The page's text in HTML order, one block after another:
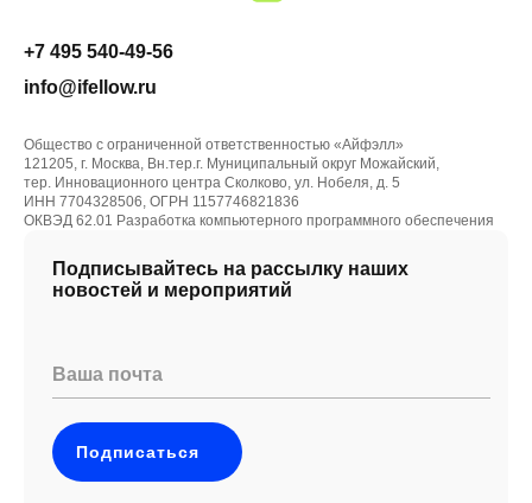
Подписывайтесь на рассылку наших
новостей и мероприятий
Ваша почта
Подписаться
+7 495 540-49-56
info@ifellow.ru
Общество с ограниченной ответственностью «Айфэлл»
121205, г. Москва, Вн.тер.г. Муниципальный округ Можайский,
тер. Инновационного центра Сколково, ул. Нобеля, д. 5
ИНН 7704328506, ОГРН 1157746821836
ОКВЭД 62.01 Разработка компьютерного программного обеспечения